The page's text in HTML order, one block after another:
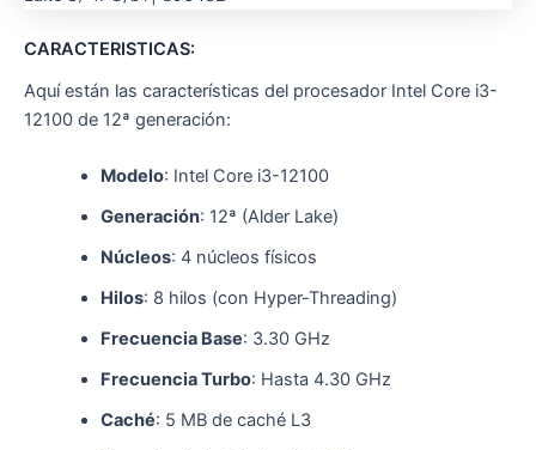
CARACTERISTICAS:
Aquí están las características del procesador Intel Core i3-
12100 de 12ª generación:
Modelo: Intel Core i3-12100
Generación: 12ª (Alder Lake)
Núcleos: 4 núcleos físicos
Hilos: 8 hilos (con Hyper-Threading)
Frecuencia Base: 3.30 GHz
Frecuencia Turbo: Hasta 4.30 GHz
Caché: 5 MB de caché L3